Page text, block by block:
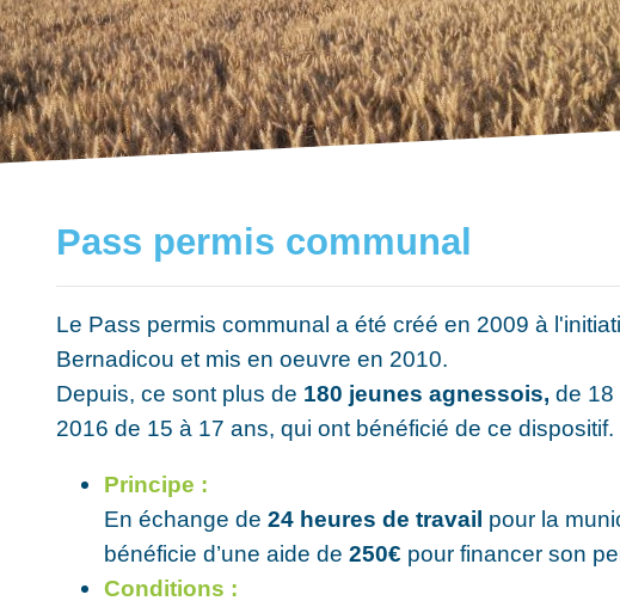
Pass permis communal
Le Pass permis communal a été créé en 2009 à
Bernadicou et mis en oeuvre en 2010.
Depuis, ce sont plus de 180 jeunes agnessois, de 18
2016 de 15 à 17 ans, qui ont bénéficié de ce dispositif.
Principe :
En échange de24 heures de travail pour la
bénéficie d’une aide de250€ pour financer son
Conditions :